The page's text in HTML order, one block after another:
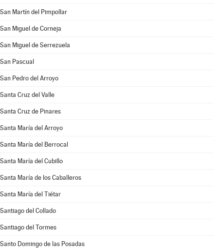
San Martín del Pimpollar
San Miguel de Corneja
San Miguel de Serrezuela
San Pascual
San Pedro del Arroyo
Santa Cruz del Valle
Santa Cruz de Pinares
Santa María del Arroyo
Santa María del Berrocal
Santa María del Cubillo
Santa María de los Caballeros
Santa María del Tiétar
Santiago del Collado
Santiago del Tormes
Santo Domingo de las Posadas